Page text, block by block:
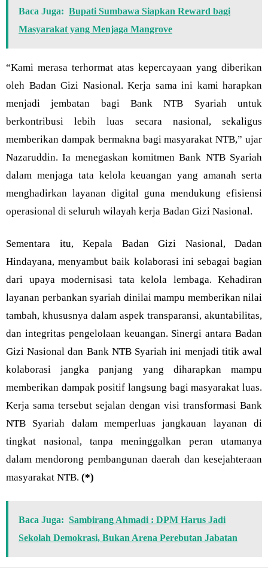
Baca Juga: Bupati Sumbawa Siapkan Reward bagi
Masyarakat yang Menjaga Mangrove
“Kami merasa terhormat atas kepercayaan yang diberikan
oleh Badan Gizi Nasional. Kerja sama ini kami harapkan
menjadi jembatan bagi Bank NTB Syariah untuk
berkontribusi lebih luas secara nasional, sekaligus
memberikan dampak bermakna bagi masyarakat NTB,” ujar
Nazaruddin. Ia menegaskan komitmen Bank NTB Syariah
dalam menjaga tata kelola keuangan yang amanah serta
menghadirkan layanan digital guna mendukung efisiensi
operasional di seluruh wilayah kerja Badan Gizi Nasional.
Sementara itu, Kepala Badan Gizi Nasional, Dadan
Hindayana, menyambut baik kolaborasi ini sebagai bagian
dari upaya modernisasi tata kelola lembaga. Kehadiran
layanan perbankan syariah dinilai mampu memberikan nilai
tambah, khususnya dalam aspek transparansi, akuntabilitas,
dan integritas pengelolaan keuangan. Sinergi antara Badan
Gizi Nasional dan Bank NTB Syariah ini menjadi titik awal
kolaborasi jangka panjang yang diharapkan mampu
memberikan dampak positif langsung bagi masyarakat luas.
Kerja sama tersebut sejalan dengan visi transformasi Bank
NTB Syariah dalam memperluas jangkauan layanan di
tingkat nasional, tanpa meninggalkan peran utamanya
dalam mendorong pembangunan daerah dan kesejahteraan
masyarakat NTB. (*)
Baca Juga: Sambirang Ahmadi : DPM Harus Jadi
Sekolah Demokrasi, Bukan Arena Perebutan Jabatan